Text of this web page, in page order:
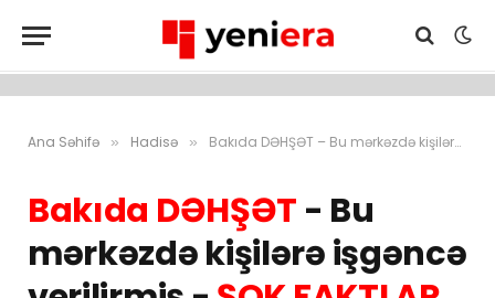
Ana Səhifə » Hadisə » Bakıda DƏHŞƏT – Bu mərkəzdə kişilərə işgəncə verilirmiş – ŞOK FAKTLAR
Bakıda DƏHŞƏT - Bu
mərkəzdə kişilərə işgəncə